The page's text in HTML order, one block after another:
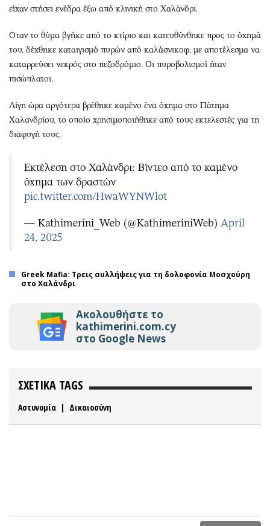
είχαν στήσει ενέδρα έξω από κλινική στο Χαλάνδρι.
Οταν το θύμα βγήκε από το κτίριο και κατευθύνθηκε προς το όχημά
του, δέχθηκε καταιγισμό πυρών από καλάσνικοφ, με αποτέλεσμα να
καταρρεύσει νεκρός στο πεζοδρόμιο. Οι πυροβολισμοί ήταν
πισώπλατοι.
Λίγη ώρα αργότερα βρέθηκε καμένο ένα όχημα στο Πάτημα
Χαλανδρίου, το οποίο χρησιμοποιήθηκε από τους εκτελεστές για τη
διαφυγή τους.
Εκτέλεση στο Χαλάνδρι: Βίντεο από το καμένο
όχημα των δραστών
pic.twitter.com/HwaWYNWlot
— Kathimerini_Web (@KathimeriniWeb) April
24, 2025
Greek Μafia: Tρεις συλλήψεις για τη δολοφονία Μοσχούρη
στο Χαλάνδρι
Ακολουθήστε το
kathimerini.com.cy
στο Google News
ΣΧΕΤΙΚΑ TAGS
Αστυνομία | Δικαιοσύνη